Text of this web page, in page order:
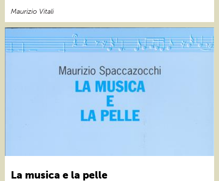
Maurizio Vitali
La musica e la pelle